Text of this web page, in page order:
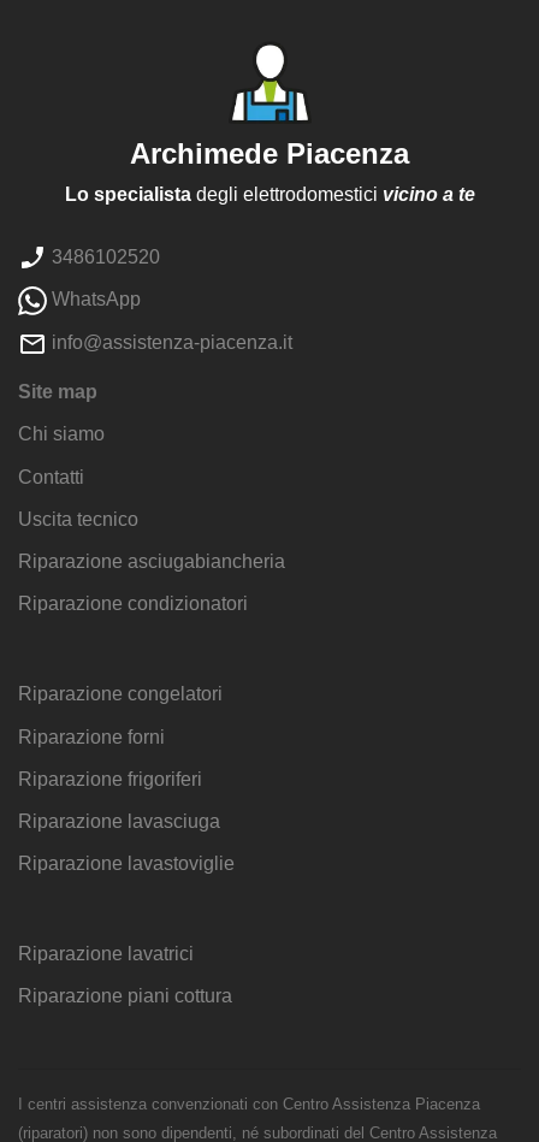
Archimede Piacenza
Lo specialistadegli elettrodomestici vicino a te
3486102520
WhatsApp
info@assistenza-piacenza.it
Site map
Chi siamo
Contatti
Uscita tecnico
Riparazione asciugabiancheria
Riparazione condizionatori
Riparazione congelatori
Riparazione forni
Riparazione frigoriferi
Riparazione lavasciuga
Riparazione lavastoviglie
Riparazione lavatrici
Riparazione piani cottura
I centri assistenza convenzionati con Centro Assistenza Piacenza
(riparatori) non sono dipendenti, né subordinati del Centro Assistenza